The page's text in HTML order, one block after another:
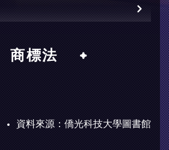
商標法
資料來源： 僑光科技大學圖書館